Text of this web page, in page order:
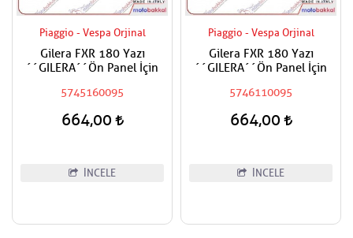
Piaggio - Vespa Orjinal
Gilera FXR 180 Yazı
´´GILERA´´Ön Panel İçin
5745160095
664,00
İNCELE
Piaggio - Vespa Orjinal
Gilera FXR 180 Yazı
´´GILERA´´Ön Panel İçin
5746110095
664,00
İNCELE